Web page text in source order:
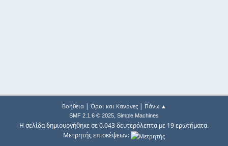
Βοήθεια| Όροι και Κανόνες| Πάνω ▲
SMF 2.1.6 © 2025, Simple Machines
Η σελίδα δημιουργήθηκε σε 0.043 δευτερόλεπτα με 19 ερωτήματα.
Μετρητής επισκέψεων: